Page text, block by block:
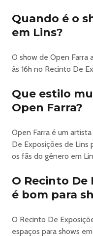
Crianças até 10 anos
Adultos acima de 60
No Instagram
em contato com o SAC
4950
https://
Quando é o
em Lins?
O show de Open Farra
às 16h no Recinto De
Que estilo
Open Farra?
Open Farra é um
De Exposições de Lins
os fãs do gênero em
O Recinto De
é bom para
O Recinto De
espaços para shows